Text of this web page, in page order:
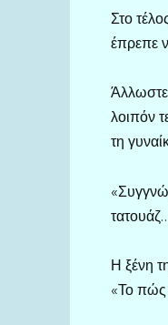
Στο
έπρεπε
λοιπόν
τη
Η ξένη
«Το πώς